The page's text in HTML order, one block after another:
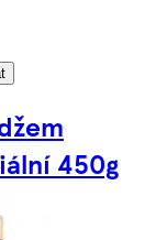
450g